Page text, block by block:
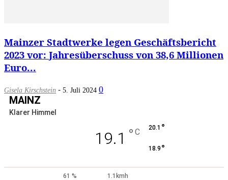
Mainzer Stadtwerke legen Geschäftsbericht
2023 vor: Jahresüberschuss von 38,6 Millionen
Euro...
Gisela Kirschstein - 5. Juli 2024 0
MAINZ
Klarer Himmel
19.1 ° C 20.1 °
18.9 °
61 %
1.1kmh